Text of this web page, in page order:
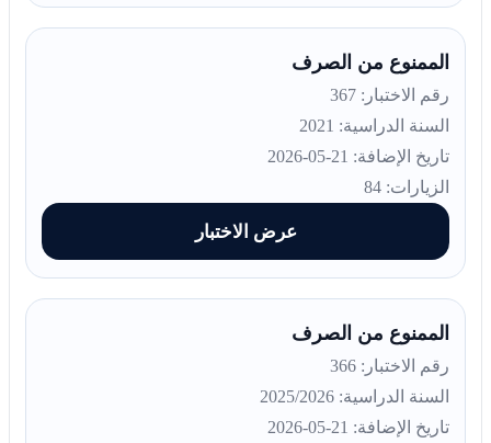
الممنوع من الصرف
رقم الاختبار: 367
السنة الدراسية: 2021
تاريخ الإضافة: 21-05-2026
الزيارات: 84
عرض الاختبار
الممنوع من الصرف
رقم الاختبار: 366
السنة الدراسية: 2025/2026
تاريخ الإضافة: 21-05-2026